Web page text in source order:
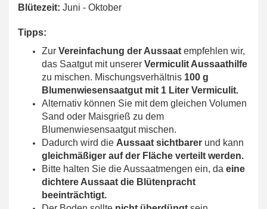
Blütezeit: Juni - Oktober
Tipps:
Zur Vereinfachung der Aussaat empfehlen wir,
das Saatgut mit unserer Vermiculit Aussaathilfe
zu mischen. Mischungsverhältnis 100 g
Blumenwiesensaatgut mit 1 Liter Vermiculit.
Alternativ können Sie mit dem gleichen Volumen
Sand oder Maisgrieß zu dem
Blumenwiesensaatgut mischen.
Dadurch wird die Aussaat sichtbarer und kann
gleichmäßiger auf der Fläche verteilt werden.
Bitte halten Sie die Aussaatmengen ein, da eine
dichtere Aussaat die Blütenpracht
beeinträchtigt.